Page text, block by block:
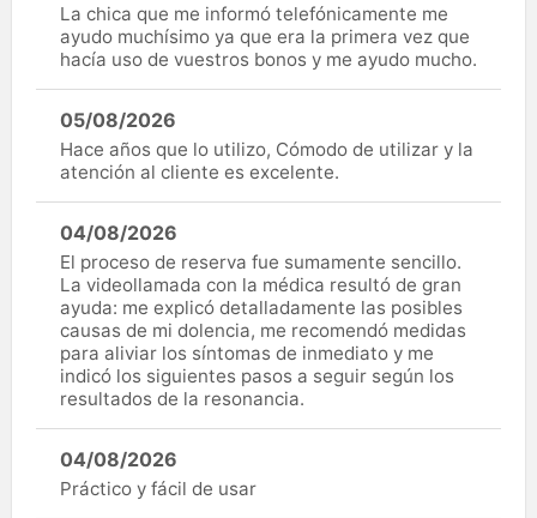
La chica que me informó telefónicamente me
ayudo muchísimo ya que era la primera vez que
hacía uso de vuestros bonos y me ayudo mucho.
05/08/2026
Hace años que lo utilizo, Cómodo de utilizar y la
atención al cliente es excelente.
04/08/2026
El proceso de reserva fue sumamente sencillo.
La videollamada con la médica resultó de gran
ayuda: me explicó detalladamente las posibles
causas de mi dolencia, me recomendó medidas
para aliviar los síntomas de inmediato y me
indicó los siguientes pasos a seguir según los
resultados de la resonancia.
04/08/2026
Práctico y fácil de usar